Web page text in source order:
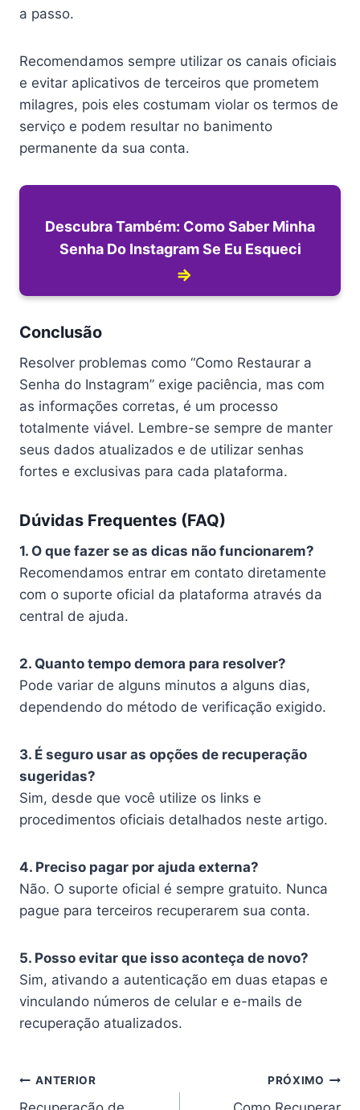
a passo.
Recomendamos sempre utilizar os canais oficiais
e evitar aplicativos de terceiros que prometem
milagres, pois eles costumam violar os termos de
serviço e podem resultar no banimento
permanente da sua conta.
Descubra Também: Como Saber Minha
Senha Do Instagram Se Eu Esqueci
⇒
Conclusão
Resolver problemas como “Como Restaurar a
Senha do Instagram” exige paciência, mas com
as informações corretas, é um processo
totalmente viável. Lembre-se sempre de manter
seus dados atualizados e de utilizar senhas
fortes e exclusivas para cada plataforma.
Dúvidas Frequentes (FAQ)
1. O que fazer se as dicas não funcionarem?
Recomendamos entrar em contato diretamente
com o suporte oficial da plataforma através da
central de ajuda.
2. Quanto tempo demora para resolver?
Pode variar de alguns minutos a alguns dias,
dependendo do método de verificação exigido.
3. É seguro usar as opções de recuperação
sugeridas?
Sim, desde que você utilize os links e
procedimentos oficiais detalhados neste artigo.
4. Preciso pagar por ajuda externa?
Não. O suporte oficial é sempre gratuito. Nunca
pague para terceiros recuperarem sua conta.
5. Posso evitar que isso aconteça de novo?
Sim, ativando a autenticação em duas etapas e
vinculando números de celular e e-mails de
recuperação atualizados.
Navegação
de
ANTERIOR PRÓXIMO